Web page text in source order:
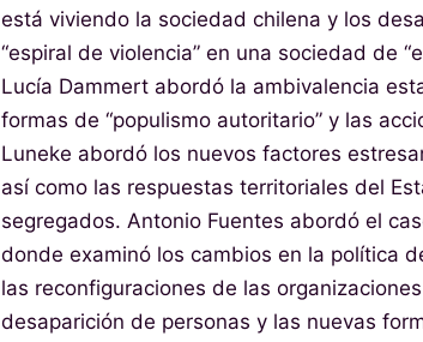
está viviendo la sociedad chilena y los
“espiral de violencia” en una sociedad de
Lucía Dammert abordó la ambivalencia
formas de “populismo autoritario” y las
Luneke abordó los nuevos factores
así como las respuestas territoriales del
segregados. Antonio Fuentes abordó el
donde examinó los cambios en la política
las reconfiguraciones de las
desaparición de personas y las nuevas